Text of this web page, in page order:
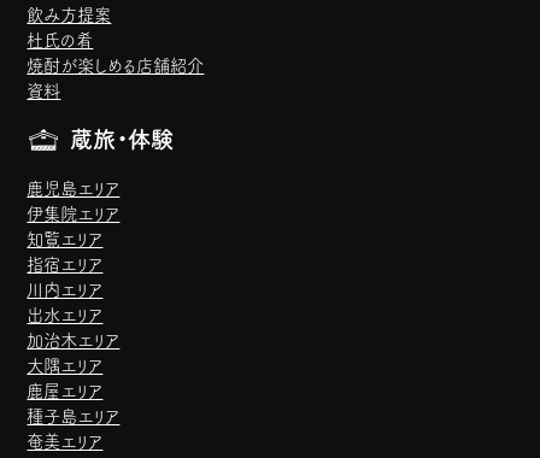
飲み方提案
杜氏の肴
焼酎が楽しめる店舗紹介
資料
蔵旅・体験
鹿児島エリア
伊集院エリア
知覧エリア
指宿エリア
川内エリア
出水エリア
加治木エリア
大隅エリア
鹿屋エリア
種子島エリア
奄美エリア